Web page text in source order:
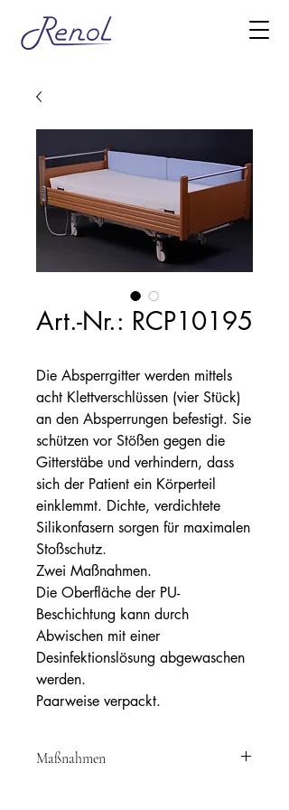
Art.-Nr.: RCP10195
Die Absperrgitter werden mittels
acht Klettverschlüssen (vier Stück)
an den Absperrungen befestigt. Sie
schützen vor Stößen gegen die
Gitterstäbe und verhindern, dass
sich der Patient ein Körperteil
einklemmt. Dichte, verdichtete
Silikonfasern sorgen für maximalen
Stoßschutz.
Zwei Maßnahmen.
Die Oberfläche der PU-
Beschichtung kann durch
Abwischen mit einer
Desinfektionslösung abgewaschen
werden.
Paarweise verpackt.
Maßnahmen